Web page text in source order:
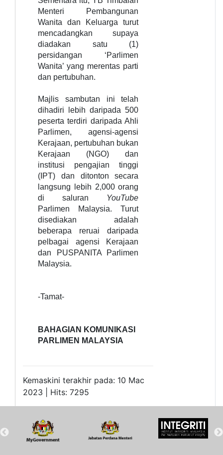
Menteri Pembangunan
Wanita dan Keluarga turut
mencadangkan supaya
diadakan satu (1)
persidangan ‘Parlimen
Wanita’ yang merentas parti
dan pertubuhan.
Majlis sambutan ini telah
dihadiri lebih daripada 500
peserta terdiri daripada Ahli
Parlimen, agensi-agensi
Kerajaan, pertubuhan bukan
Kerajaan (NGO) dan
institusi pengajian tinggi
(IPT) dan ditonton secara
langsung lebih 2,000 orang
di saluran YouTube
Parlimen Malaysia. Turut
disediakan adalah
beberapa reruai daripada
pelbagai agensi Kerajaan
dan PUSPANITA Parlimen
Malaysia.
-Tamat-
BAHAGIAN KOMUNIKASI
PARLIMEN MALAYSIA
Kemaskini terakhir pada: 10 Mac
2023 | Hits: 7295